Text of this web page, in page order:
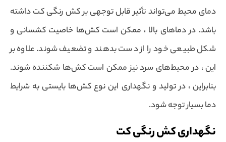
دمای محیط می‌تواند تأثیر قابل توجهی بر کش رنگی کت داشته
باشد. در دماهای بالا ، ممکن است کش‌ها خاصیت کشسانی و
شکل طبیعی خود را از دست بدهند و تضعیف شوند. علاوه بر
این ، در محیط‌های سرد نیز ممکن است کش‌ها شکننده شوند.
بنابراین ، در تولید و نگهداری این نوع کش‌ها بایستی به شرایط
دما بسیار توجه شود.
نگهداری کش رنگی کت